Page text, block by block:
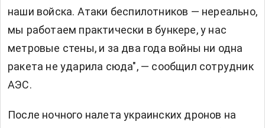
наши войска. Атаки беспилотников — нереально,
мы работаем практически в бункере, у нас
метровые стены, и за два года войны ни одна
ракета не ударила сюда", — сообщил сотрудник
АЭС.
После ночного налета украинских дронов на